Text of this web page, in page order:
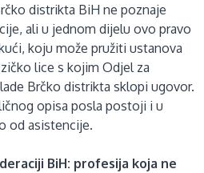
distrikta BiH ne poznaje
ali u jednom dijelu ovo pravo
koju može pružiti ustanova
lice s kojim Odjel za
Brčko distrikta sklopi ugovor.
opisa posla postoji i u
od asistencije.
BiH: profesija koja ne